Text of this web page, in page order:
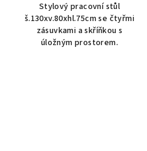
Stylový pracovní stůl
š.130xv.80xhl.75cm se čtyřmi
zásuvkami a skříňkou s
úložným prostorem.